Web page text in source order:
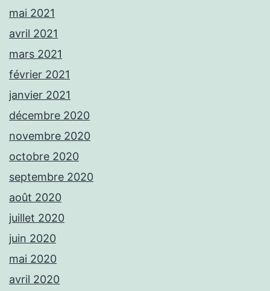
mai 2021
avril 2021
mars 2021
février 2021
janvier 2021
décembre 2020
novembre 2020
octobre 2020
septembre 2020
août 2020
juillet 2020
juin 2020
mai 2020
avril 2020